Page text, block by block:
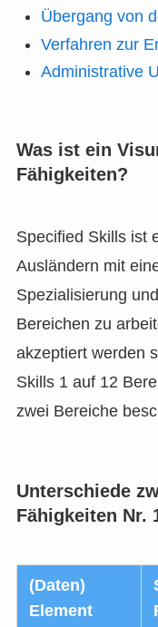
Übergang von
Verfahren zur
Administrative
Was ist ein
Fähigkeiten?
Specified Skills ist
Ausländern mit
Spezialisierung
Bereichen zu
akzeptiert werden
Skills 1 auf 12
zwei Bereiche
Unterschiede
Fähigkeiten Nr.
(Daten)
Element